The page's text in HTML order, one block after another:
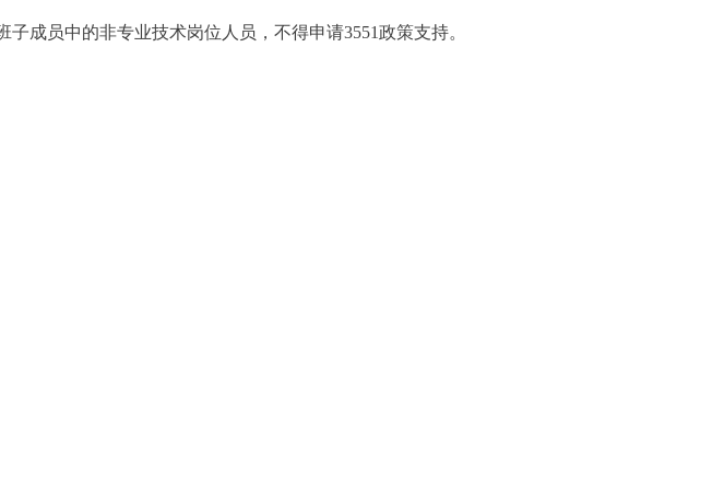
成员中的非专业技术岗位人员，不得申请3551政策支持。